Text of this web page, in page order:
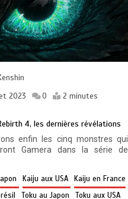
2023
0
2 minutes
4, les dernières révélations
enfin les cinq monstres qui
Gamera dans la série de
Kaiju aux USA
Kaiju en France
Toku au Japon
Toku aux USA